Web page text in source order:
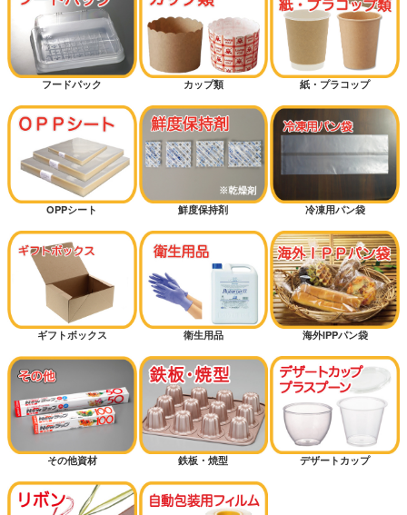
フードパック カップ類 紙・プラコップ
OPPシート 鮮度保持剤 冷凍用パン袋
ギフトボックス 衛生用品 海外IPPパン袋
その他資材 鉄板・焼型 デザートカップ